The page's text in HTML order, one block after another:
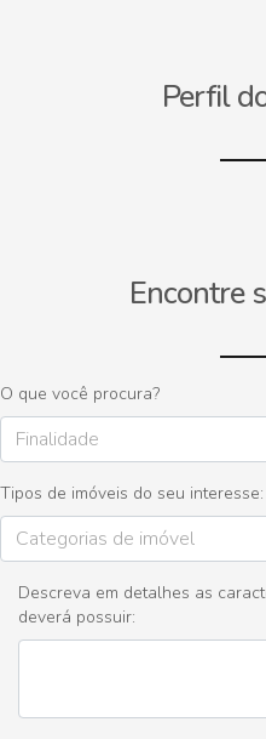
Perfil
Encontre
O que você procura?
Finalidade
Tipos de imóveis do seu interesse:
Categorias de imóvel
Descreva em detalhes as
deverá possuir: